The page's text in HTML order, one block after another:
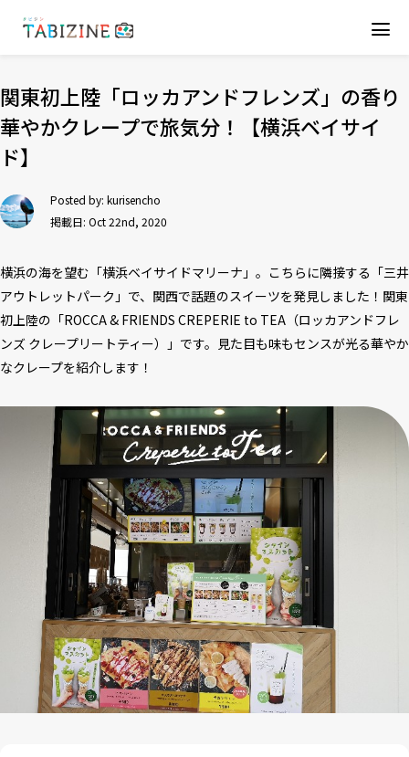
関東初上陸「ロッカアンドフレンズ」の香り
華やかクレープで旅気分！【横浜ベイサイ
ド】
Posted by: kurisencho
掲載日: Oct 22nd, 2020
横浜の海を望む「横浜ベイサイドマリーナ」。こちらに隣接する「三井
アウトレットパーク」で、関西で話題のスイーツを発見しました！関東
初上陸の「ROCCA & FRIENDS CREPERIE to TEA（ロッカアンドフレ
ンズ クレープリートティー）」です。見た目も味もセンスが光る華やか
なクレープを紹介します！